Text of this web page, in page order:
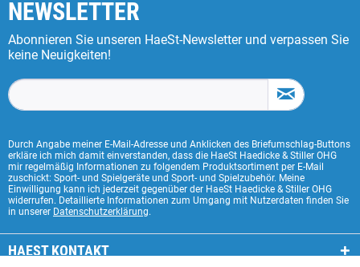
NEWSLETTER
Abonnieren Sie unseren HaeSt-Newsletter und verpassen Sie
keine Neuigkeiten!
Durch Angabe meiner E-Mail-Adresse und Anklicken des Briefumschlag-Buttons
erkläre ich mich damit einverstanden, dass die HaeSt Haedicke & Stiller OHG
mir regelmäßig Informationen zu folgendem Produktsortiment per E-Mail
zuschickt: Sport- und Spielgeräte und Sport- und Spielzubehör. Meine
Einwilligung kann ich jederzeit gegenüber der HaeSt Haedicke & Stiller OHG
widerrufen. Detaillierte Informationen zum Umgang mit Nutzerdaten finden Sie
in unserer Datenschutzerklärung.
HAEST KONTAKT